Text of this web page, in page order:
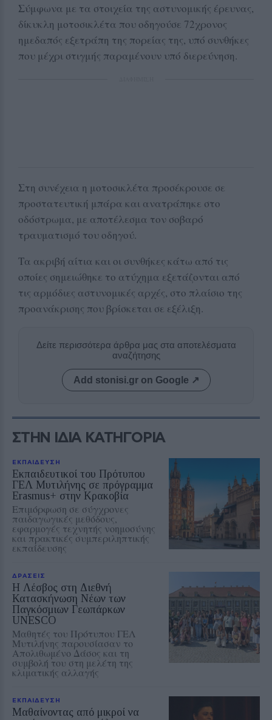
Σύμφωνα με τα στοιχεία της αστυνομικής έρευνας,
δίκυκλη μοτοσικλέτα που οδηγούσε 72χρονος
ημεδαπός εξετράπη της πορείας της, υπό συνθήκες
που μέχρι στιγμής παραμένουν υπό διερεύνηση.
Στη συνέχεια η μοτοσικλέτα προσέκρουσε σε
προστατευτική μπάρα και ανατράπηκε στο
οδόστρωμα, με αποτέλεσμα τον σοβαρό
τραυματισμό του οδηγού.
Τα ακριβή αίτια και οι συνθήκες κάτω από τις
οποίες σημειώθηκε το ατύχημα εξετάζονται από
τις αρμόδιες αστυνομικές αρχές, στο πλαίσιο της
προανάκρισης που βρίσκεται σε εξέλιξη.
Δείτε περισσότερα άρθρα μας στα αποτελέσματα
αναζήτησης
Add stonisi.gr on Google ↗
ΣΤΗΝ ΙΔΙΑ ΚΑΤΗΓΟΡΙΑ
ΕΚΠΑΙΔΕΥΣΗ
Εκπαιδευτικοί του Πρότυπου
ΓΕΛ Μυτιλήνης σε πρόγραμμα
Erasmus+ στην Κρακοβία
Επιμόρφωση σε σύγχρονες
παιδαγωγικές μεθόδους,
εφαρμογές τεχνητής νοημοσύνης
και πρακτικές συμπεριληπτικής
εκπαίδευσης
ΔΡΑΣΕΙΣ
Η Λέσβος στη Διεθνή
Κατασκήνωση Νέων των
Παγκόσμιων Γεωπάρκων
UNESCO
Μαθητές του Πρότυπου ΓΕΛ
Μυτιλήνης παρουσίασαν το
Απολιθωμένο Δάσος και τη
συμβολή του στη μελέτη της
κλιματικής αλλαγής
ΕΚΠΑΙΔΕΥΣΗ
Μαθαίνοντας από μικροί να